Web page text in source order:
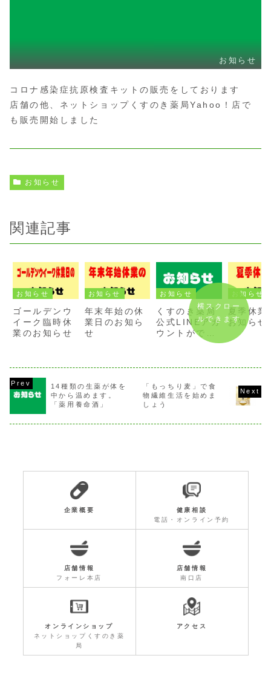
お知らせ
コロナ感染症抗原検査キットの販売をしております
店舗の他、ネットショップくすのき薬局Yahoo！店で
も販売開始しました
お知らせ
関連記事
お知らせ
ゴールデンウ
イーク臨時休
業のお知らせ
お知らせ
年末年始の休
業日のお知ら
せ
お知らせ
くすのき薬局
公式LINEアカ
ウントができ
お知らせ
夏季休業
お知らせ
横スクロー
ルできます
14種類の生薬が体を
中から温めます。
「薬用養命酒」
「もっちり麦」で食
物繊維生活を始めま
しょう
企業概要
健康相談
電話・オンライン予約
店舗情報
フォーレ本店
店舗情報
南口店
オンラインショップ
ネットショップくすのき薬
局
アクセス